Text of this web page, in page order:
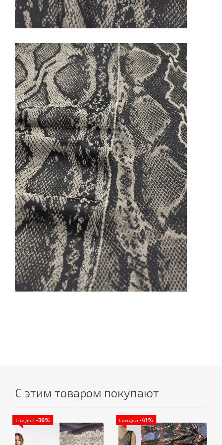
С этим товаром покупают
Скидка -36% Скидка -41%